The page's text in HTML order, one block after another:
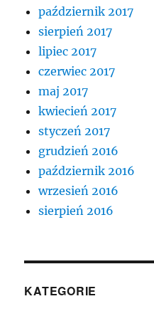
październik 2017
sierpień 2017
lipiec 2017
czerwiec 2017
maj 2017
kwiecień 2017
styczeń 2017
grudzień 2016
październik 2016
wrzesień 2016
sierpień 2016
KATEGORIE